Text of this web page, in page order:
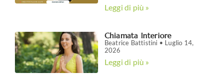
Leggi di più »
Chiamata Interiore
Beatrice Battistini
Luglio 14,
2026
Leggi di più »